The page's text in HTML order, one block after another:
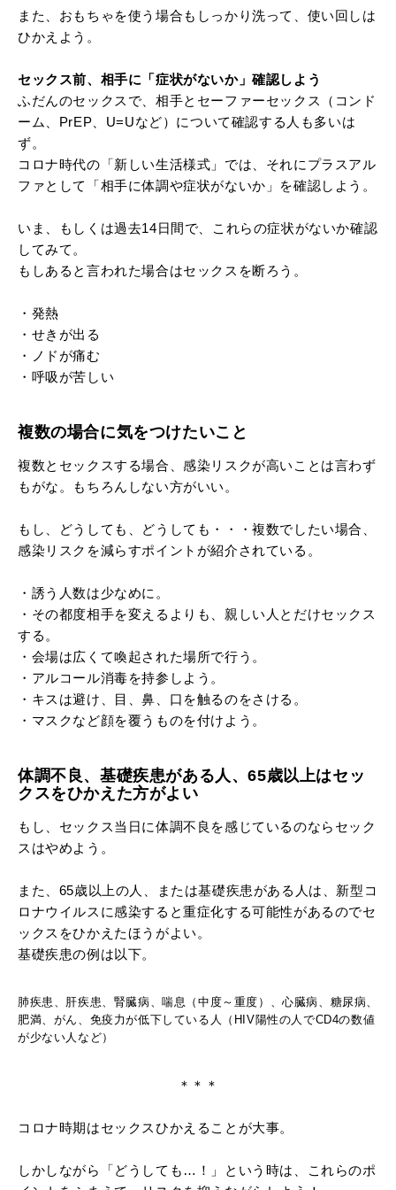
また、おもちゃを使う場合もしっかり洗って、使い回しは
ひかえよう。
セックス前、相手に「症状がないか」確認しよう
ふだんのセックスで、相手とセーファーセックス（コンド
ーム、PrEP、U=Uなど）について確認する人も多いは
ず。
コロナ時代の「新しい生活様式」では、それにプラスアル
ファとして「相手に体調や症状がないか」を確認しよう。
いま、もしくは過去14日間で、これらの症状がないか確認
してみて。
もしあると言われた場合はセックスを断ろう。
・発熱
・せきが出る
・ノドが痛む
・呼吸が苦しい
複数の場合に気をつけたいこと
複数とセックスする場合、感染リスクが高いことは言わず
もがな。もちろんしない方がいい。
もし、どうしても、どうしても・・・複数でしたい場合、
感染リスクを減らすポイントが紹介されている。
・誘う人数は少なめに。
・その都度相手を変えるよりも、親しい人とだけセックス
する。
・会場は広くて喚起された場所で行う。
・アルコール消毒を持参しよう。
・キスは避け、目、鼻、口を触るのをさける。
・マスクなど顔を覆うものを付けよう。
体調不良、基礎疾患がある人、65歳以上はセッ
クスをひかえた方がよい
もし、セックス当日に体調不良を感じているのならセック
スはやめよう。
また、65歳以上の人、または基礎疾患がある人は、新型コ
ロナウイルスに感染すると重症化する可能性があるのでセ
ックスをひかえたほうがよい。
基礎疾患の例は以下。
肺疾患、肝疾患、腎臓病、喘息（中度～重度）、心臓病、糖尿病、
肥満、がん、免疫力が低下している人（HIV陽性の人でCD4の数値
が少ない人など）
＊＊＊
コロナ時期はセックスひかえることが大事。
しかしながら「どうしても…！」という時は、これらのポ